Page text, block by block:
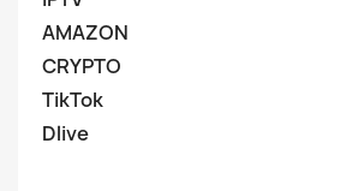
AMAZON
CRYPTO
TikTok
Dlive